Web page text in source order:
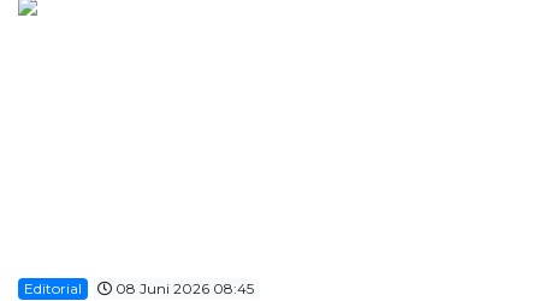
Editorial 08 Juni 2026 08:45